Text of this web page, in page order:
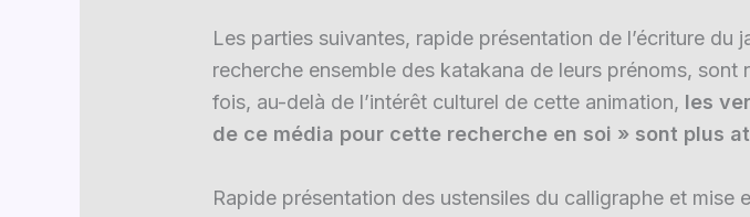
Les parties suivantes, rapide présentation de l’écriture
recherche ensemble des katakana de leurs prénoms,
fois, au-delà de l’intérêt culturel de cette animation, les
de ce média pour cette recherche en soi » sont plus
Rapide présentation des ustensiles du calligraphe et mise